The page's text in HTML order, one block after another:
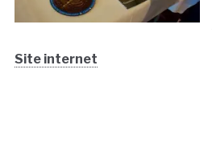
Site internet